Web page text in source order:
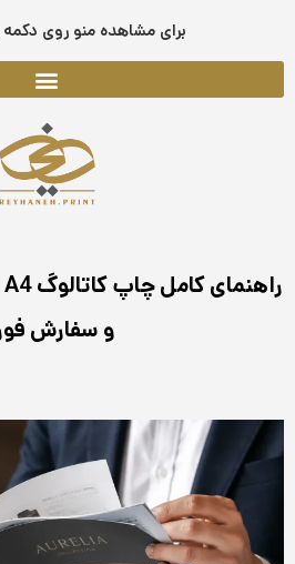
برای مشاهده منو روی دکمه
و سفارش